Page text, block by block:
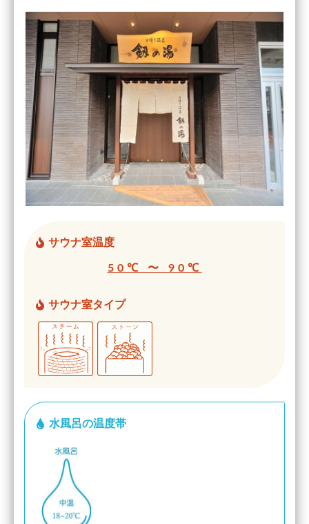
サウナ室温度
50℃ 〜 90℃
サウナ室タイプ
水風呂の温度帯